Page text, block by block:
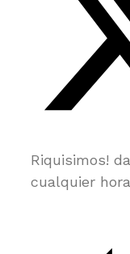
Riquisimos!
cualquier